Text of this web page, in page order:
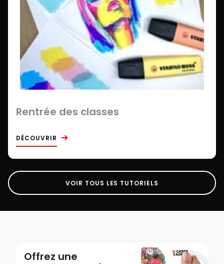
Rentrée des classes
DÉCOUVRIR
VOIR TOUS LES TUTORIELS
Offrez une